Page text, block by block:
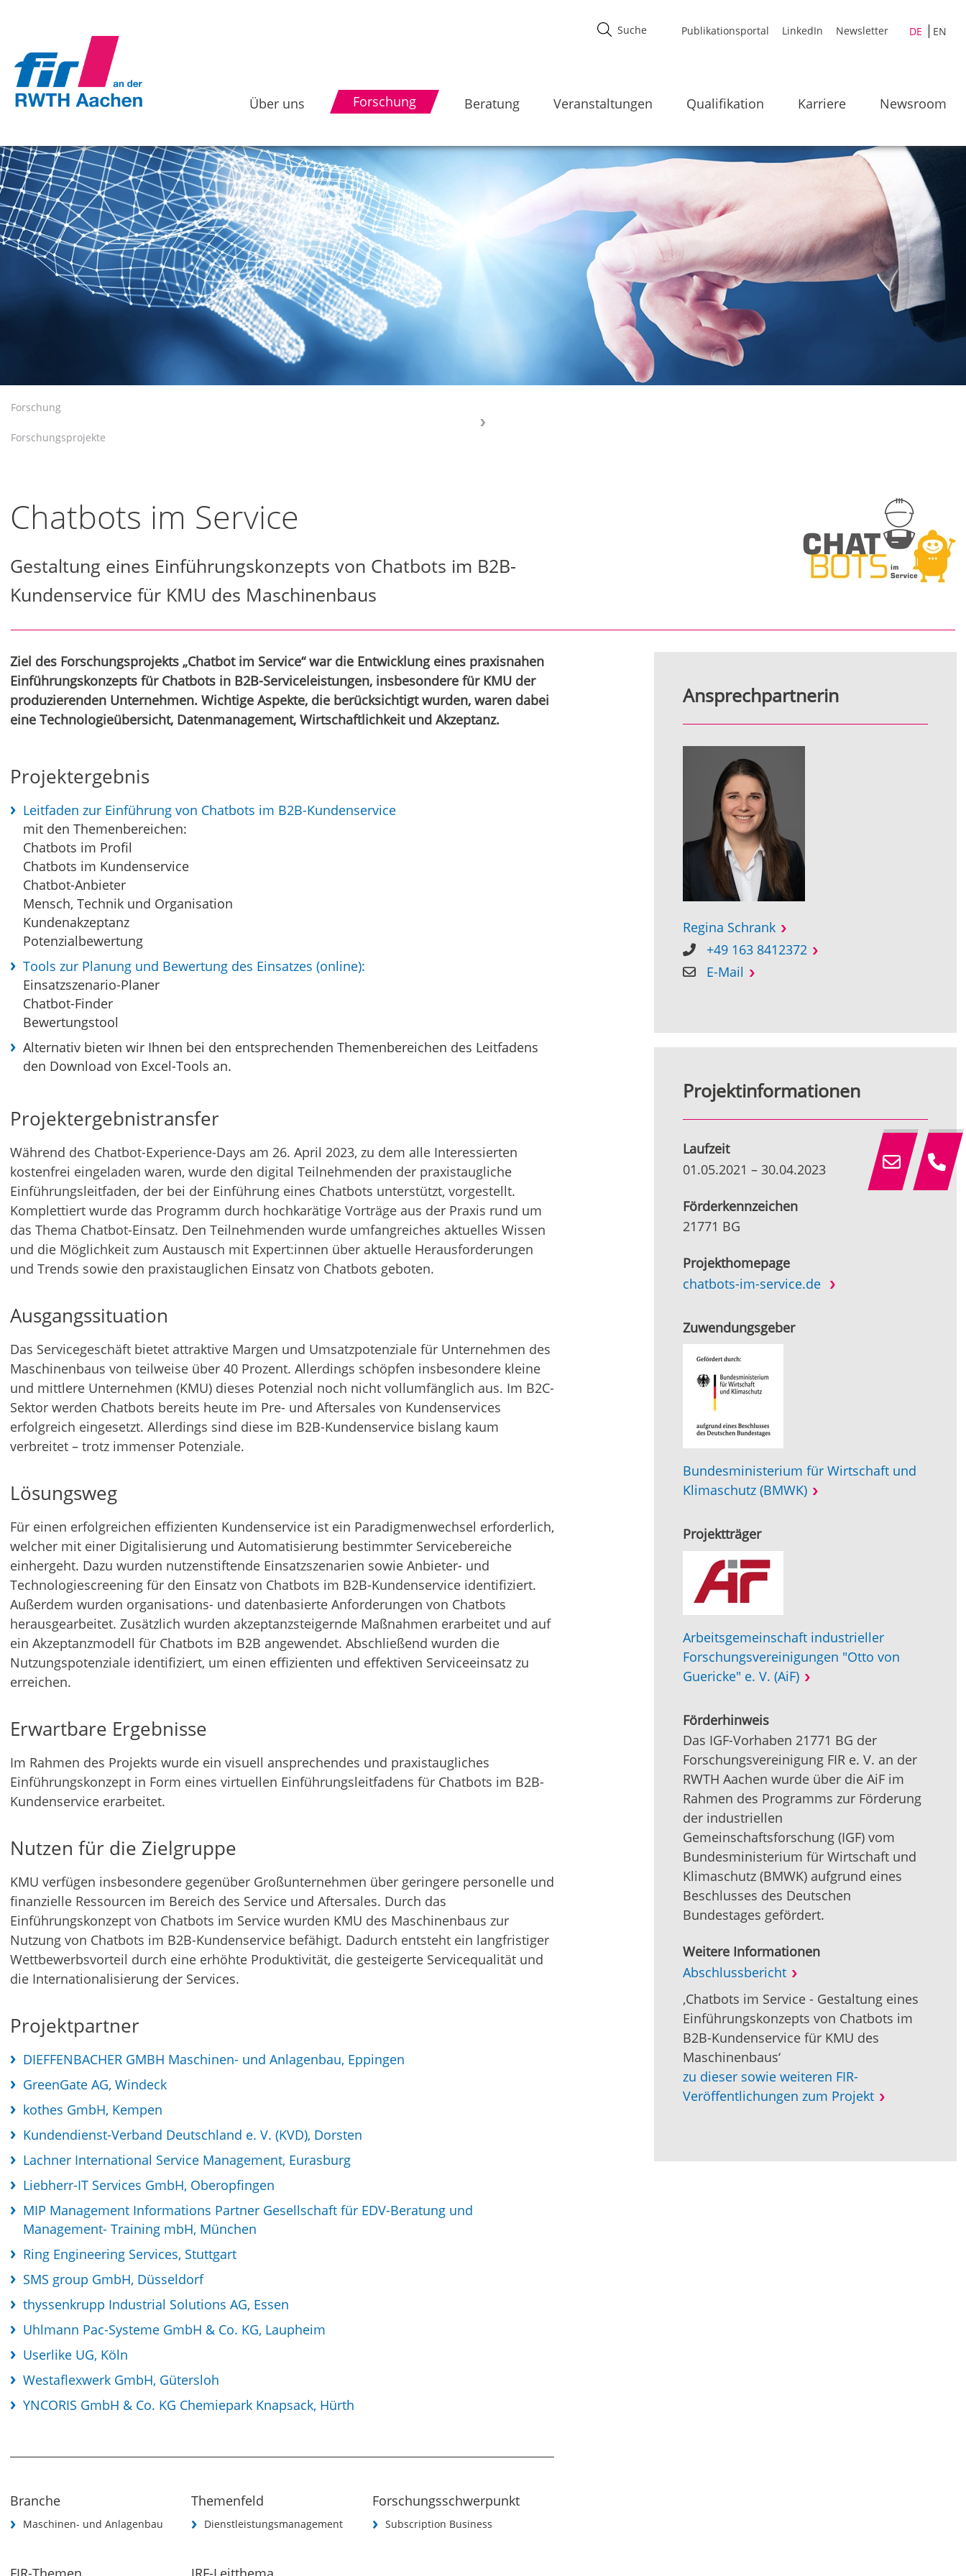
Publikationsportal LinkedIn Newsletter DE EN
Über uns Forschung Beratung Veranstaltungen Qualifikation Karriere Newsroom
Forschung
Forschungsprojekte
Chatbots im Service
Gestaltung eines Einführungskonzepts von Chatbots im B2B-
Kundenservice für KMU des Maschinenbaus
Ziel des Forschungsprojekts „Chatbot im Service“ war die Entwicklung eines praxisnahen
Einführungskonzepts für Chatbots in B2B-Serviceleistungen, insbesondere für KMU der
produzierenden Unternehmen. Wichtige Aspekte, die berücksichtigt wurden, waren dabei
eine Technologieübersicht, Datenmanagement, Wirtschaftlichkeit und Akzeptanz.
Projektergebnis
Leitfaden zur Einführung von Chatbots im B2B-Kundenservice
mit den Themenbereichen:
Chatbots im Profil
Chatbots im Kundenservice
Chatbot-Anbieter
Mensch, Technik und Organisation
Kundenakzeptanz
Potenzialbewertung
Tools zur Planung und Bewertung des Einsatzes (online):
Einsatzszenario-Planer
Chatbot-Finder
Bewertungstool
Alternativ bieten wir Ihnen bei den entsprechenden Themenbereichen des Leitfadens
den Download von Excel-Tools an.
Projektergebnistransfer
Während des Chatbot-Experience-Days am 26. April 2023, zu dem alle Interessierten
kostenfrei eingeladen waren, wurde den digital Teilnehmenden der praxistaugliche
Einführungsleitfaden, der bei der Einführung eines Chatbots unterstützt, vorgestellt.
Komplettiert wurde das Programm durch hochkarätige Vorträge aus der Praxis rund um
das Thema Chatbot-Einsatz. Den Teilnehmenden wurde umfangreiches aktuelles Wissen
und die Möglichkeit zum Austausch mit Expert:innen über aktuelle Herausforderungen
und Trends sowie den praxistauglichen Einsatz von Chatbots geboten.
Ausgangssituation
Das Servicegeschäft bietet attraktive Margen und Umsatzpotenziale für Unternehmen des
Maschinenbaus von teilweise über 40 Prozent. Allerdings schöpfen insbesondere kleine
und mittlere Unternehmen (KMU) dieses Potenzial noch nicht vollumfänglich aus. Im B2C-
Sektor werden Chatbots bereits heute im Pre- und Aftersales von Kundenservices
erfolgreich eingesetzt. Allerdings sind diese im B2B-Kundenservice bislang kaum
verbreitet – trotz immenser Potenziale.
Lösungsweg
Für einen erfolgreichen effizienten Kundenservice ist ein Paradigmenwechsel erforderlich,
welcher mit einer Digitalisierung und Automatisierung bestimmter Servicebereiche
einhergeht. Dazu wurden nutzenstiftende Einsatzszenarien sowie Anbieter- und
Technologiescreening für den Einsatz von Chatbots im B2B-Kundenservice identifiziert.
Außerdem wurden organisations- und datenbasierte Anforderungen von Chatbots
herausgearbeitet. Zusätzlich wurden akzeptanzsteigernde Maßnahmen erarbeitet und auf
ein Akzeptanzmodell für Chatbots im B2B angewendet. Abschließend wurden die
Nutzungspotenziale identifiziert, um einen effizienten und effektiven Serviceeinsatz zu
erreichen.
Erwartbare Ergebnisse
Im Rahmen des Projekts wurde ein visuell ansprechendes und praxistaugliches
Einführungskonzept in Form eines virtuellen Einführungsleitfadens für Chatbots im B2B-
Kundenservice erarbeitet.
Nutzen für die Zielgruppe
KMU verfügen insbesondere gegenüber Großunternehmen über geringere personelle und
finanzielle Ressourcen im Bereich des Service und Aftersales. Durch das
Einführungskonzept von Chatbots im Service wurden KMU des Maschinenbaus zur
Nutzung von Chatbots im B2B-Kundenservice befähigt. Dadurch entsteht ein langfristiger
Wettbewerbsvorteil durch eine erhöhte Produktivität, die gesteigerte Servicequalität und
die Internationalisierung der Services.
Projektpartner
DIEFFENBACHER GMBH Maschinen- und Anlagenbau, Eppingen
GreenGate AG, Windeck
kothes GmbH, Kempen
Kundendienst-Verband Deutschland e. V. (KVD), Dorsten
Lachner International Service Management, Eurasburg
Liebherr-IT Services GmbH, Oberopfingen
MIP Management Informations Partner Gesellschaft für EDV-Beratung und
Management- Training mbH, München
Ring Engineering Services, Stuttgart
SMS group GmbH, Düsseldorf
thyssenkrupp Industrial Solutions AG, Essen
Uhlmann Pac-Systeme GmbH & Co. KG, Laupheim
Userlike UG, Köln
Westaflexwerk GmbH, Gütersloh
YNCORIS GmbH & Co. KG Chemiepark Knapsack, Hürth
Branche
Maschinen- und Anlagenbau
Themenfeld
Dienstleistungsmanagement
Forschungsschwerpunkt
Subscription Business
Ansprechpartnerin
Regina Schrank
+49 163 8412372
E-Mail
Projektinformationen
Laufzeit
01.05.2021 – 30.04.2023
Förderkennzeichen
21771 BG
Projekthomepage
chatbots-im-service.de
Zuwendungsgeber
Bundesministerium für Wirtschaft und
Klimaschutz (BMWK)
Projektträger
Arbeitsgemeinschaft industrieller
Forschungsvereinigungen "Otto von
Guericke" e. V. (AiF)
Förderhinweis
Das IGF-Vorhaben 21771 BG der
Forschungsvereinigung FIR e. V. an der
RWTH Aachen wurde über die AiF im
Rahmen des Programms zur Förderung
der industriellen
Gemeinschaftsforschung (IGF) vom
Bundesministerium für Wirtschaft und
Klimaschutz (BMWK) aufgrund eines
Beschlusses des Deutschen
Bundestages gefördert.
Weitere Informationen
Abschlussbericht
‚Chatbots im Service - Gestaltung eines
Einführungskonzepts von Chatbots im
B2B-Kundenservice für KMU des
Maschinenbaus‘
zu dieser sowie weiteren FIR-
Veröffentlichungen zum Projekt